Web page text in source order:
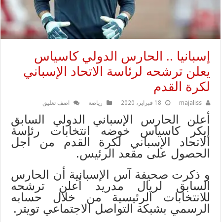
إسبانيا .. الحارس الدولي كاسياس
يعلن ترشحه لرئاسة الاتحاد الإسباني
لكرة القدم
majaliss 18 فبراير، 2020 رياضة اضف تعليق
أعلن الحارس الإسباني الدولي السابق
إيكر كاسياس خوضه انتخابات رئاسة
الاتحاد الإسباني لكرة القدم من أجل
الحصول على مقعد الرئيس.
و ذكرت صحيفة آس الإسبانية أن الحارس
السابق لريال مدريد أعلن ترشحه
للانتخابات الرئيسية من خلال حسابه
الرسمي بشبكة التواصل الاجتماعي تويتر.